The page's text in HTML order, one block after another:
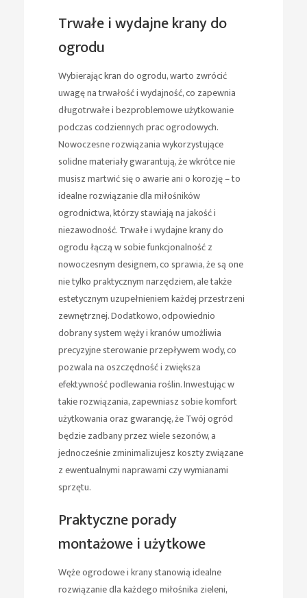
Trwałe i wydajne krany do
ogrodu
Wybierając kran do ogrodu, warto zwrócić
uwagę na trwałość i wydajność, co zapewnia
długotrwałe i bezproblemowe użytkowanie
podczas codziennych prac ogrodowych.
Nowoczesne rozwiązania wykorzystujące
solidne materiały gwarantują, że wkrótce nie
musisz martwić się o awarie ani o korozję – to
idealne rozwiązanie dla miłośników
ogrodnictwa, którzy stawiają na jakość i
niezawodność. Trwałe i wydajne krany do
ogrodu łączą w sobie funkcjonalność z
nowoczesnym designem, co sprawia, że są one
nie tylko praktycznym narzędziem, ale także
estetycznym uzupełnieniem każdej przestrzeni
zewnętrznej. Dodatkowo, odpowiednio
dobrany system węży i kranów umożliwia
precyzyjne sterowanie przepływem wody, co
pozwala na oszczędność i zwiększa
efektywność podlewania roślin. Inwestując w
takie rozwiązania, zapewniasz sobie komfort
użytkowania oraz gwarancję, że Twój ogród
będzie zadbany przez wiele sezonów, a
jednocześnie zminimalizujesz koszty związane
z ewentualnymi naprawami czy wymianami
sprzętu.
Praktyczne porady
montażowe i użytkowe
Węże ogrodowe i krany stanowią idealne
rozwiązanie dla każdego miłośnika zieleni,